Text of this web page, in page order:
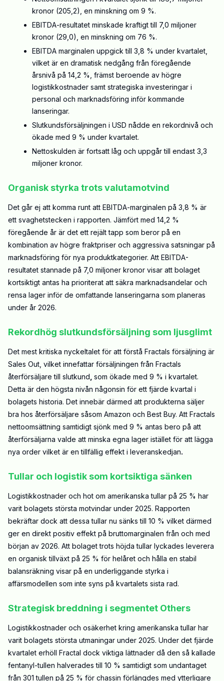
kronor (205,2), en minskning om 9 %.
EBITDA-resultatet minskade kraftigt till 7,0 miljoner
kronor (29,0), en minskning om 76 %.
EBITDA marginalen uppgick till 3,8 % under kvartalet,
vilket är en dramatisk nedgång från föregående
årsnivå på 14,2 %, främst beroende av högre
logistikkostnader samt strategiska investeringar i
personal och marknadsföring inför kommande
lanseringar.
Slutkundsförsäljningen i USD nådde en rekordnivå och
ökade med 9 % under kvartalet.
Nettoskulden är fortsatt låg och uppgår till endast 3,3
miljoner kronor.
Organisk styrka trots valutamotvind
Det går ej att komma runt att EBITDA-marginalen på 3,8 % är
ett svaghetstecken i rapporten. Jämfört med 14,2 %
föregående år är det ett rejält tapp som beror på en
kombination av högre fraktpriser och aggressiva satsningar på
marknadsföring för nya produktkategorier. Att EBITDA-
resultatet stannade på 7,0 miljoner kronor visar att bolaget
kortsiktigt antas ha prioriterat att säkra marknadsandelar och
rensa lager inför de omfattande lanseringarna som planeras
under år 2026.
Rekordhög slutkundsförsäljning som ljusglimt
Det mest kritiska nyckeltalet för att förstå Fractals försäljning är
Sales Out, vilket innefattar försäljningen från Fractals
återförsäljare till slutkund som ökade med 9 % i kvartalet.
Detta är den högsta nivån någonsin för ett fjärde kvartal i
bolagets historia. Det innebär därmed att produkterna säljer
bra hos återförsäljare såsom Amazon och Best Buy. Att Fractals
nettoomsättning samtidigt sjönk med 9 % antas bero på att
återförsäljarna valde att minska egna lager istället för att lägga
nya order vilket är en tillfällig effekt i leveranskedjan.
Tullar och logistik som kortsiktiga sänken
Logistikkostnader och hot om amerikanska tullar på 25 % har
varit bolagets största motvindar under 2025. Rapporten
bekräftar dock att dessa tullar nu sänks till 10 % vilket därmed
ger en direkt positiv effekt på bruttomarginalen från och med
början av 2026. Att bolaget trots höjda tullar lyckades leverera
en organisk tillväxt på 25 % för helåret och hålla en stabil
balansräkning visar på en underliggande styrka i
affärsmodellen som inte syns på kvartalets sista rad.
Strategisk breddning i segmentet Others
Logistikkostnader och osäkerhet kring amerikanska tullar har
varit bolagets största utmaningar under 2025. Under det fjärde
kvartalet erhöll Fractal dock viktiga lättnader då den så kallade
fentanyl-tullen halverades till 10 % samtidigt som undantaget
från 301 tullen på 25 % för chassin förlängdes med ytterligare